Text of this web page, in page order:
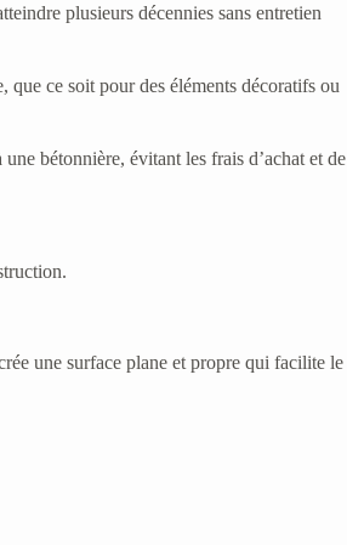
plusieurs décennies sans entretien
ce soit pour des éléments décoratifs ou
bétonnière, évitant les frais d’achat et de
une surface plane et propre qui facilite le